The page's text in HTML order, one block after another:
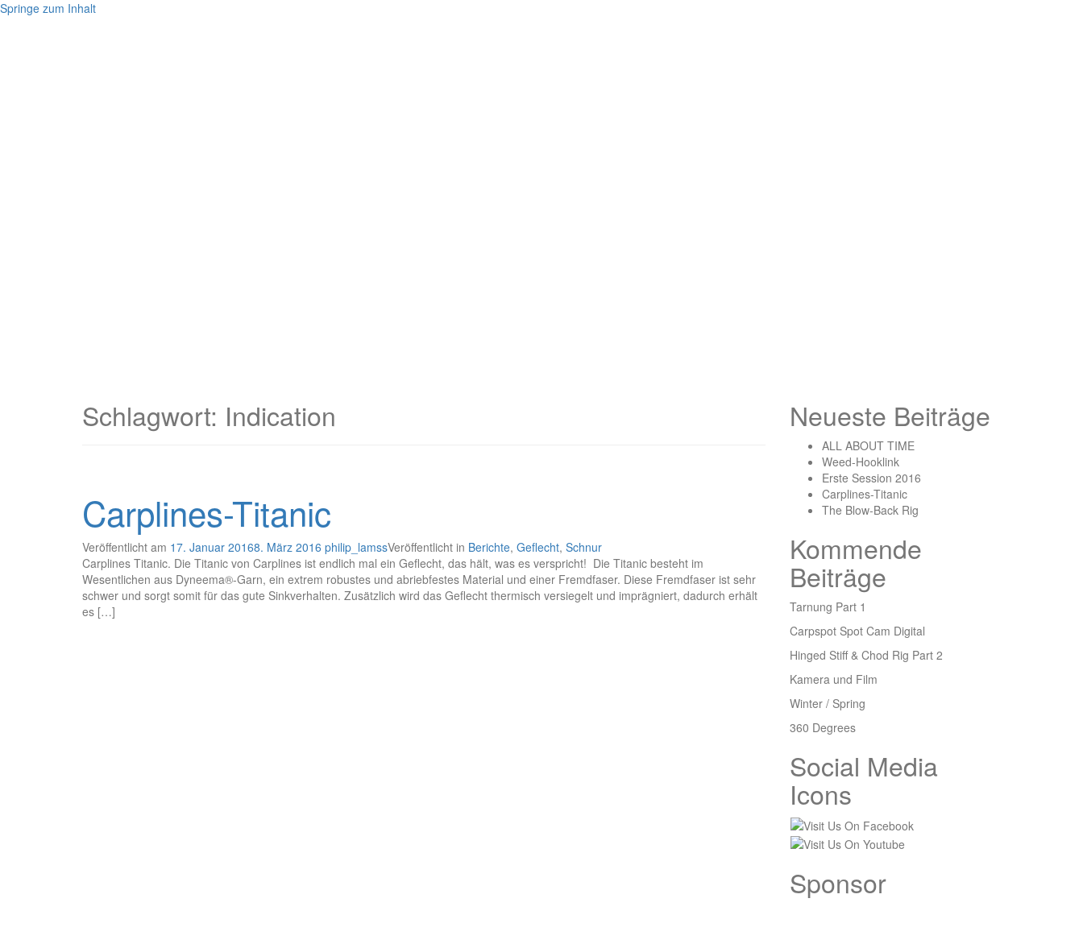
Springe zum Inhalt
Schlagwort: Indication
Carplines-Titanic
Veröffentlicht am 17. Januar 20168. März 2016 philip_lamssVeröffentlicht in Berichte, Geflecht, Schnur
Carplines Titanic. Die Titanic von Carplines ist endlich mal ein Geflecht, das hält, was es verspricht! Die Titanic besteht im
Wesentlichen aus Dyneema®-Garn, ein extrem robustes und abriebfestes Material und einer Fremdfaser. Diese Fremdfaser ist sehr
schwer und sorgt somit für das gute Sinkverhalten. Zusätzlich wird das Geflecht thermisch versiegelt und imprägniert, dadurch erhält
es […]
Neueste Beiträge
ALL ABOUT TIME
Weed-Hooklink
Erste Session 2016
Carplines-Titanic
The Blow-Back Rig
Kommende
Beiträge
Tarnung Part 1
Carpspot Spot Cam Digital
Hinged Stiff & Chod Rig Part 2
Kamera und Film
Winter / Spring
360 Degrees
Social Media
Icons
Sponsor